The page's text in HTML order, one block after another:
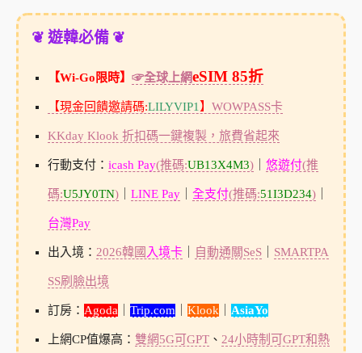
❦ 遊韓必備 ❦
【Wi-Go限時】 ☞全球上網eSIM 85折
【現金回饋邀請碼:LILYVIP1 】 WOWPASS卡
KKday Klook 折扣碼一鍵複製，旅費省起來
行動支付： icash Pay(推碼:UB13X4M3)｜ 悠遊付(推
碼:U5JY0TN)｜ LINE Pay｜ 全支付(推碼:51I3D234)｜
台灣Pay
出入境： 2026韓國 入境卡｜ 自動通關SeS｜ SMARTPA
SS刷臉出境
訂房： Agoda Trip.com Klook AsiaYo
上網CP值爆高： 雙網5G可GPT、 24小時制可GPT和熱